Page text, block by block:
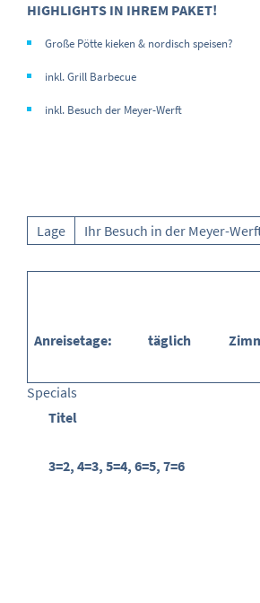
HIGHLIGHTS IN IHREM PAKET!
Große Pötte kieken & nordisch speisen?
inkl. Grill Barbecue
inkl. Besuch der Meyer-Werft
Lage Ihr Besuch in der Meyer-
Anreisetage: täglich
Specials
Titel
3=2, 4=3, 5=4, 6=5, 7=6